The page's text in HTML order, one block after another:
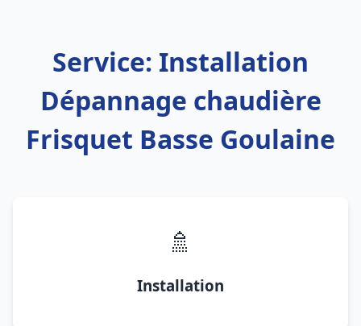
Service: Installation
Dépannage chaudière
Frisquet Basse Goulaine
🚿
Installation